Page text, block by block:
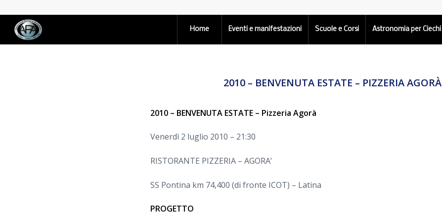
Home Eventi e manifestazioni Scuole e Corsi Astronomia per Ciechi
2010 – BENVENUTA ESTATE – PIZZERIA AGORÀ
2010 – BENVENUTA ESTATE – Pizzeria Agorà
Venerdì 2 luglio 2010 – 21:30
RISTORANTE PIZZERIA – AGORA’
SS Pontina km 74,400 (di fronte ICOT) – Latina
PROGETTO